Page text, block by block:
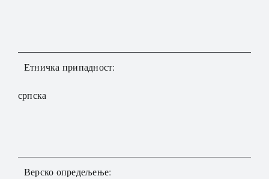
Етничка припадност:
српска
Верско опредељење: